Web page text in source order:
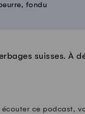
fondu
suisses. À
écouter ce podcast,